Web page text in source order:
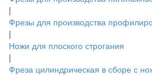
|
Фрезы для производства
|
Ножи для плоского строгания
|
Фреза цилиндрическая в сборе с